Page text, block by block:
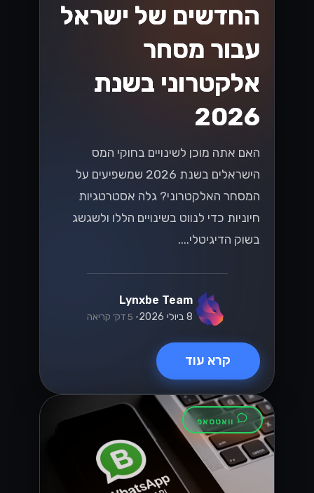
החדשים של ישראל
עבור מסחר
אלקטרוני בשנת
2026
האם אתה מוכן לשינויים בחוקי המס
הישראלים בשנת 2026 שמשפיעים על
המסחר האלקטרוני? גלה אסטרטגיות
חיוניות כדי לנווט בשינויים הללו ולשגשג
בשוק הדיגיטלי....
Lynxbe Team
8 ביולי 2026 • 5 דק׳ קריאה
קרא עוד
וואטסאפ